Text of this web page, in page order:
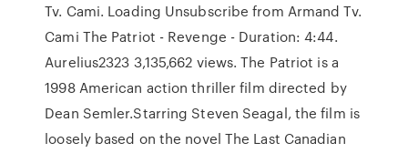
Tv. Cami. Loading Unsubscribe from Armand Tv.
Cami The Patriot - Revenge - Duration: 4:44.
Aurelius2323 3,135,662 views. The Patriot is a
1998 American action thriller film directed by
Dean Semler.Starring Steven Seagal, the film is
loosely based on the novel The Last Canadian